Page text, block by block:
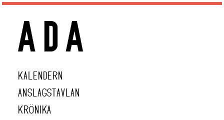
KALENDERN
ANSLAGSTAVLAN
KRÖNIKA